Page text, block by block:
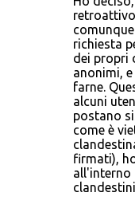
richiesta
dei propri
anonimi,
farne.
alcuni
postano
come è
firmati),
all'interno